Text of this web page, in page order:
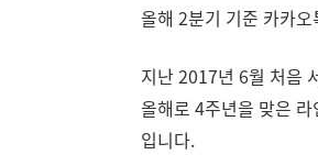
올해 2분기 기준 카카
지난 2017년 6월 처음
올해로 4주년을 맞은 라
입니다.